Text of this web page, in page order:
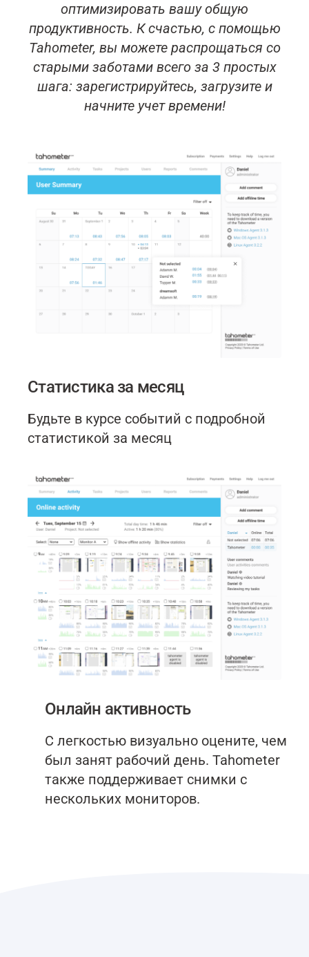
оптимизировать вашу общую
продуктивность. К счастью, с помощью
Tahometer, вы можете распрощаться со
старыми заботами всего за 3 простых
шага: зарегистрируйтесь, загрузите и
начните учет времени!
Статистика за месяц
Будьте в курсе событий с подробной
статистикой за месяц
Онлайн активность
С легкостью визуально оцените, чем
был занят рабочий день. Tahometer
также поддерживает снимки с
нескольких мониторов.